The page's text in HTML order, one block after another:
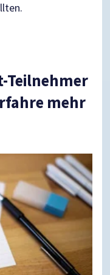
Teilnehmer
mehr